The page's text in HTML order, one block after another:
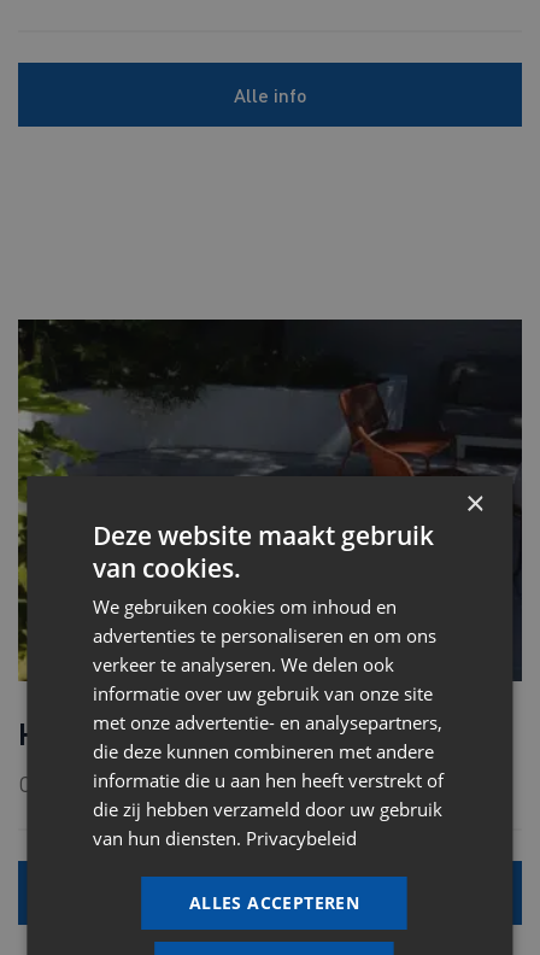
Alle info
Hybride terrastegels
Contacteer ons voor meer info.
Alle info
×
Deze website maakt gebruik
van cookies.
We gebruiken cookies om inhoud en
advertenties te personaliseren en om ons
verkeer te analyseren. We delen ook
informatie over uw gebruik van onze site
met onze advertentie- en analysepartners,
die deze kunnen combineren met andere
informatie die u aan hen heeft verstrekt of
die zij hebben verzameld door uw gebruik
van hun diensten. Privacybeleid
ALLES ACCEPTEREN